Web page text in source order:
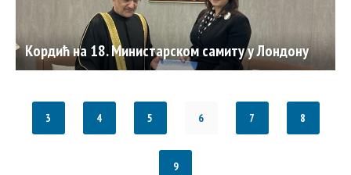
Кордић на 18. Министарском самиту у Лондону
3 4 5 6 7 8
9